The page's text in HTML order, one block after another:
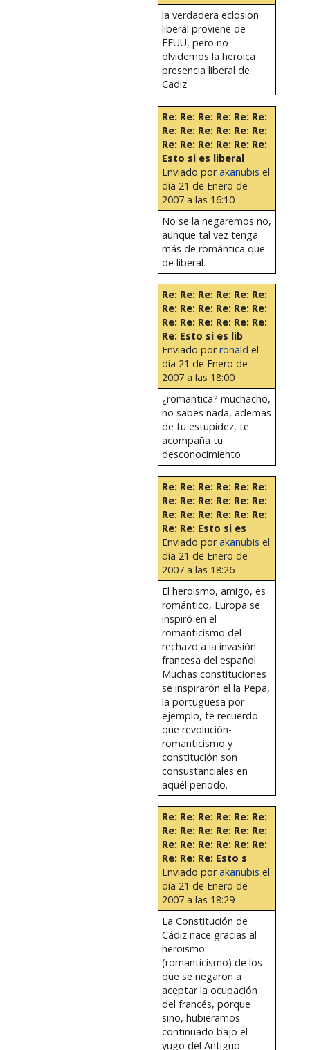
la verdadera eclosion
liberal proviene de
EEUU, pero no
olvidemos la heroica
presencia liberal de
Cadiz
Re: Re: Re: Re: Re: Re:
Re: Re: Re: Re: Re: Re:
Re: Re: Re: Re: Re: Re:
Esto si es liberal
Enviado porakanubis el
día 21 de Enero de
2007 a las 16:10
No se la negaremos no,
aunque tal vez tenga
más de romántica que
de liberal.
Re: Re: Re: Re: Re: Re:
Re: Re: Re: Re: Re: Re:
Re: Re: Re: Re: Re: Re:
Re: Esto si es lib
Enviado porronald el
día 21 de Enero de
2007 a las 18:00
¿romantica? muchacho,
no sabes nada, ademas
de tu estupidez, te
acompaña tu
desconocimiento
Re: Re: Re: Re: Re: Re:
Re: Re: Re: Re: Re: Re:
Re: Re: Re: Re: Re: Re:
Re: Re: Esto si es
Enviado porakanubis el
día 21 de Enero de
2007 a las 18:26
El heroismo, amigo, es
romántico, Europa se
inspiró en el
romanticismo del
rechazo a la invasión
francesa del español.
Muchas constituciones
se inspirarón el la Pepa,
la portuguesa por
ejemplo, te recuerdo
que revolución-
romanticismo y
constitución son
consustanciales en
aquél periodo.
Re: Re: Re: Re: Re: Re:
Re: Re: Re: Re: Re: Re:
Re: Re: Re: Re: Re: Re:
Re: Re: Re: Esto s
Enviado porakanubis el
día 21 de Enero de
2007 a las 18:29
La Constitución de
Cádiz nace gracias al
heroismo
(romanticismo) de los
que se negaron a
aceptar la ocupación
del francés, porque
sino, hubieramos
continuado bajo el
yugo del Antiguo